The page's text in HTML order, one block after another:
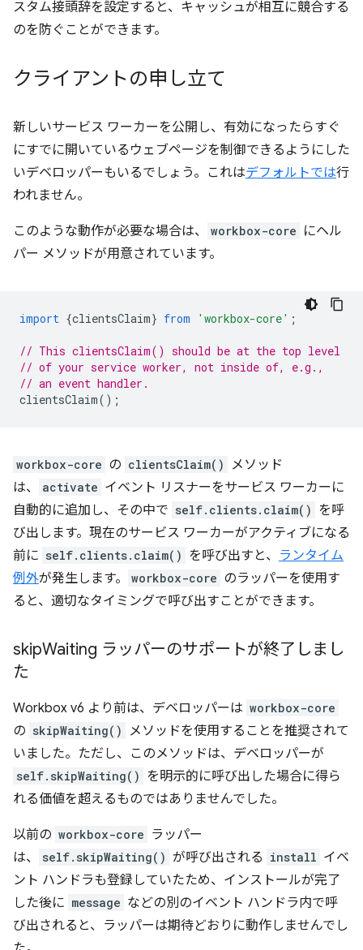
スタム接頭辞を設定すると、キャッシュが相互に競合する
のを防ぐことができます。
クライアントの申し立て
新しいサービス ワーカーを公開し、有効になったらすぐ
にすでに開いているウェブページを制御できるようにした
いデベロッパーもいるでしょう。これはデフォルトでは行
われません。
このような動作が必要な場合は、 workbox-core にヘル
パー メソッドが用意されています。
import {clientsClaim} from 'workbox-core' ;
// This clientsClaim() should be at the top level
// of your service worker, not inside of, e.g.,
// an event handler.
clientsClaim();
workbox-core の clientsClaim()
メソッド
は、
activate イベント リスナーをサービス ワーカーに
自動的に追加し、その中で self.clients.claim() を呼
び出します。現在のサービス ワーカーがアクティブになる
前に self.clients.claim() を呼び出すと、 ランタイム
例外が発生します。 workbox-core のラッパーを使用す
ると、適切なタイミングで呼び出すことができます。
skipWaiting ラッパーのサポートが終了しまし
た
Workbox v6 より前は、デベロッパーは workbox-core
の skipWaiting()
メソッドを使用することを推奨されて
いました。ただし、このメソッドは、デベロッパーが
self.skipWaiting() を明示的に呼び出した場合に得ら
れる価値を超えるものではありませんでした。
以前の workbox-core ラッパー
は、
self.skipWaiting() が呼び出される install イベ
ント ハンドラも登録していたため、インストールが完了
した後に message などの別のイベント ハンドラ内で呼
び出されると、ラッパーは期待どおりに動作しませんでし